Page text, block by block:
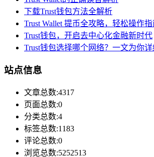
下载Trust钱包方法全解析
Trust Wallet 提币全攻略，轻松操作指
Trust钱包，开启去中心化金融新时代
Trust钱包选择哪个网络？一文为你
站点信息
文章总数:4317
页面总数:0
分类总数:4
标签总数:1183
评论总数:0
浏览总数:5252513